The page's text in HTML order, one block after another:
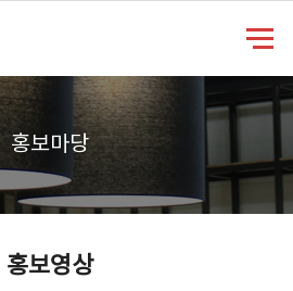
홍보마당
홍보영상